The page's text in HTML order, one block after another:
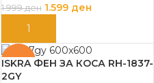
1.999ден 1.599 ден
ДОДАЈ ВО КОШНИЦА
-18%
ISKRA ФЕН ЗА КОСА RH-1837-
2GY